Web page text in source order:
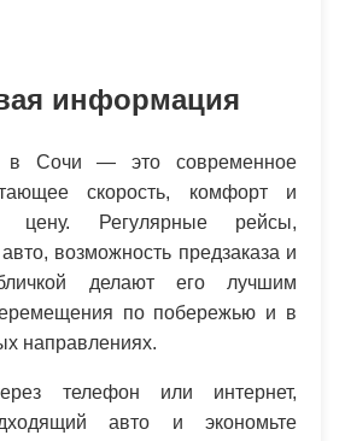
информация
в Сочи — это современное
скорость, комфорт и
цену. Регулярные рейсы,
возможность предзаказа и
делают его лучшим
по побережью и в
направлениях.
телефон или интернет,
авто и экономьте